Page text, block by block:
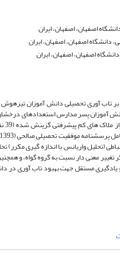
اصفهان، اصفهان، ایران
دانشگاه اصفهان، اصفهان، ایران
اصفهان، اصفهان، ایران
آموزان پسر مدارس استعدادهای
(تحلیل واریانس با اندازه ­­گیری
معنی­­ دار نسبت به گروه گواه، و